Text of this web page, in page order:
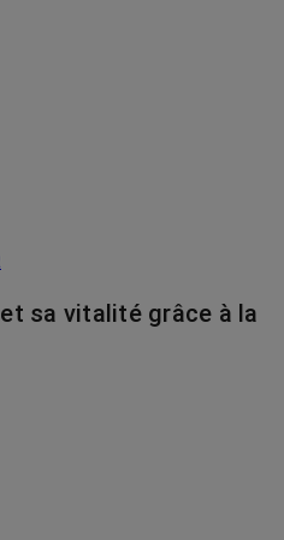
sa vitalité grâce à la